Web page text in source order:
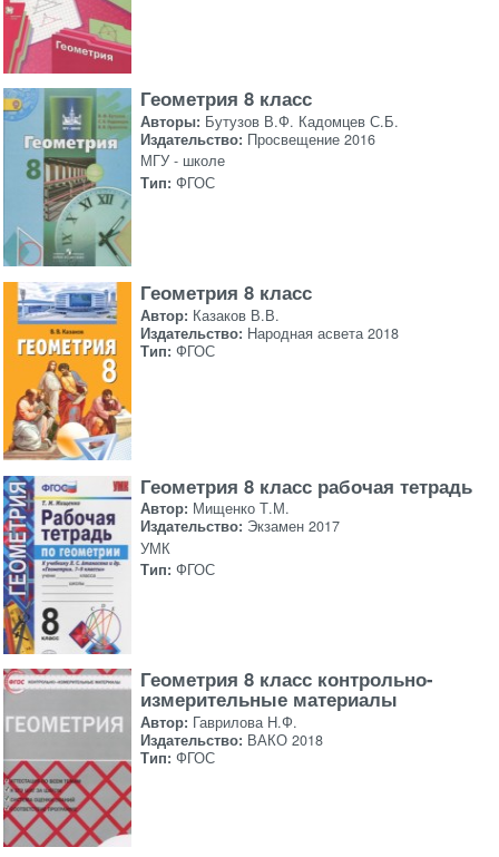
Геометрия 8 класс
Авторы: Бутузов В.Ф. Кадомцев С.Б.
Издательство: Просвещение 2016
МГУ - школе
Тип: ФГОС
Геометрия 8 класс
Автор: Казаков В.В.
Издательство: Народная асвета 2018
Тип: ФГОС
Геометрия 8 класс рабочая тетрадь
Автор: Мищенко Т.М.
Издательство: Экзамен 2017
УМК
Тип: ФГОС
Геометрия 8 класс контрольно-
измерительные материалы
Автор: Гаврилова Н.Ф.
Издательство: ВАКО 2018
Тип: ФГОС